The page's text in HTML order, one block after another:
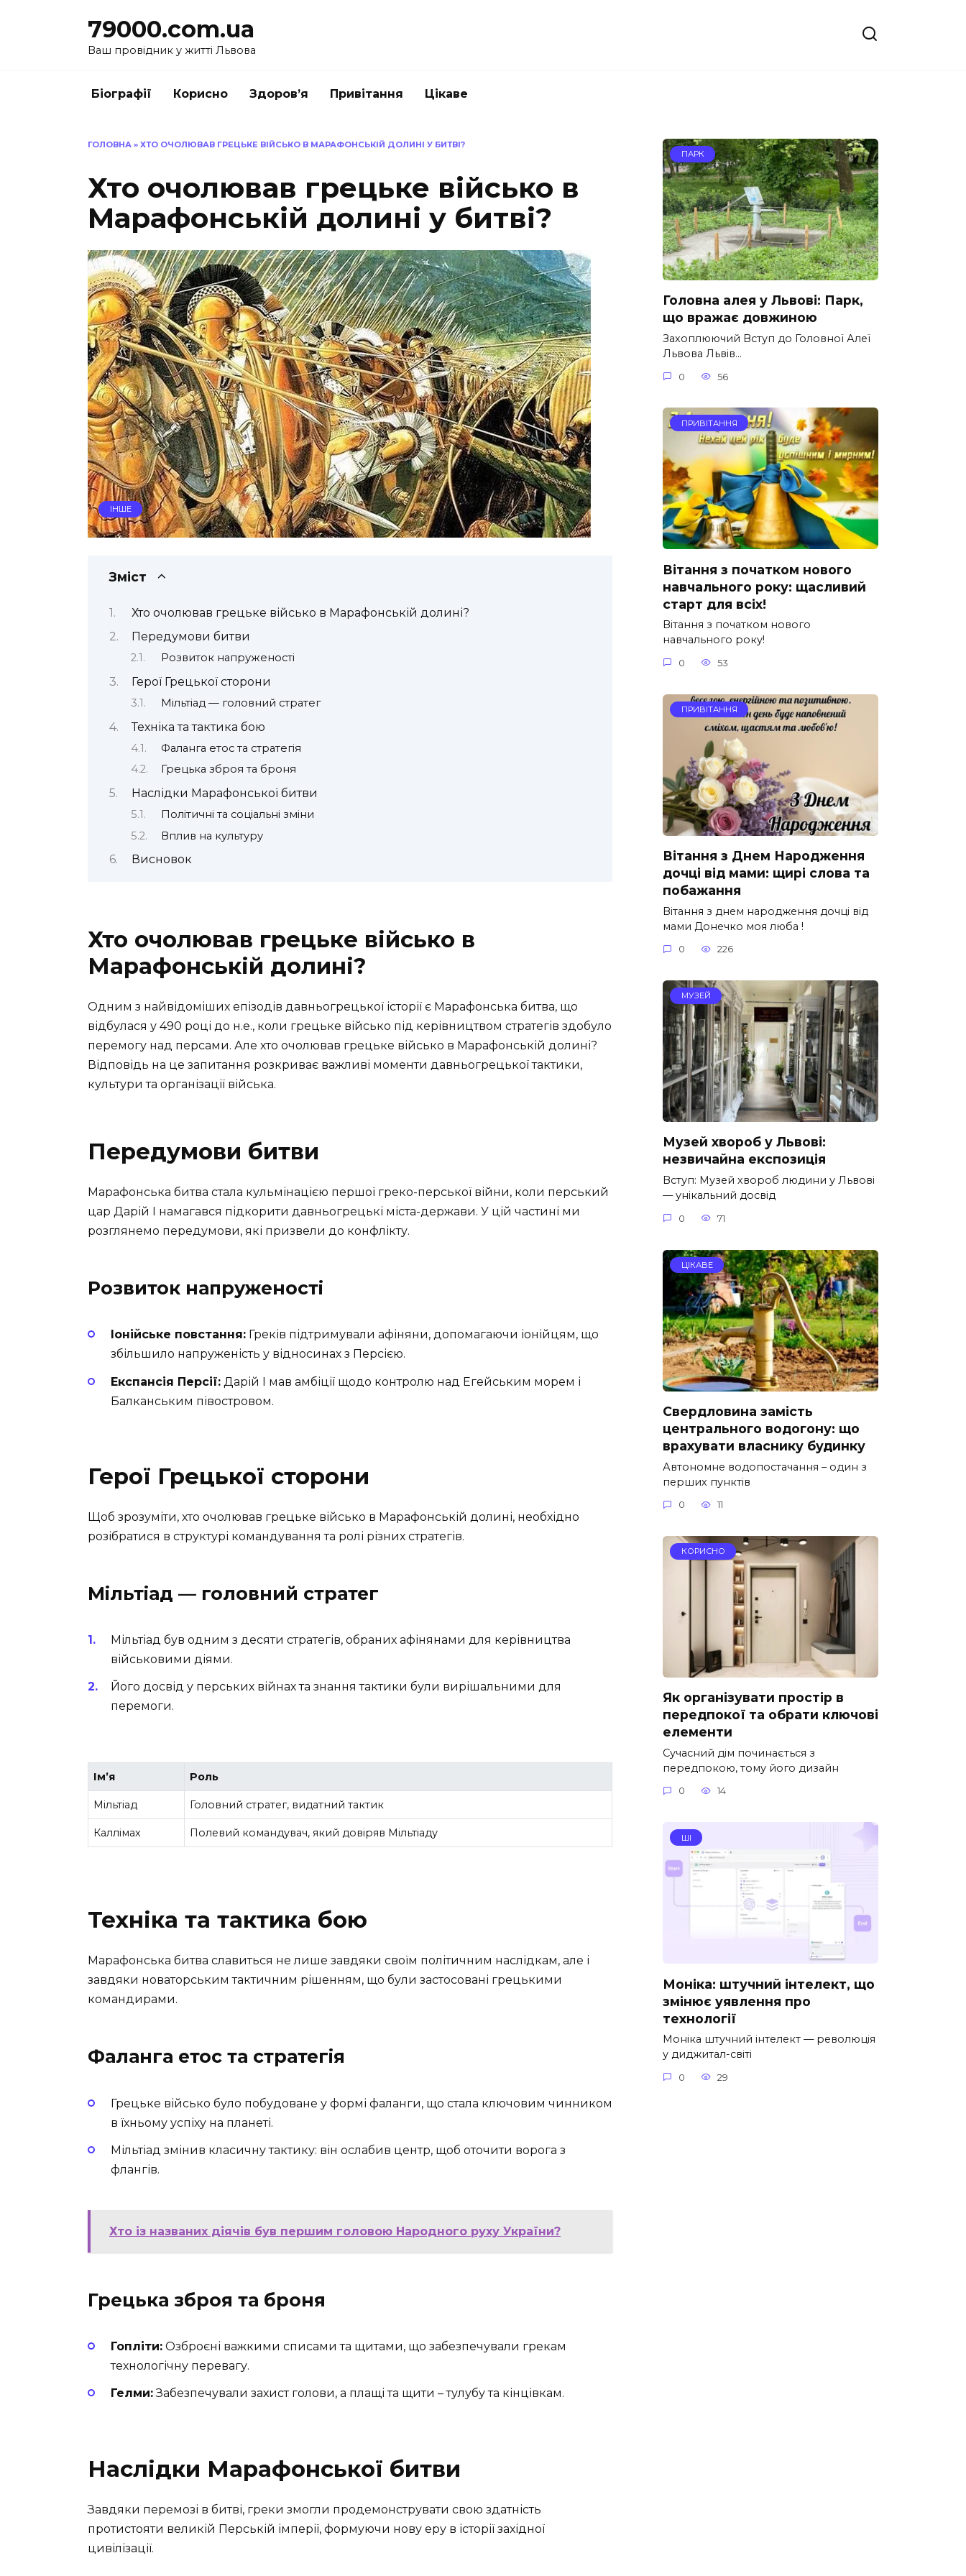
79000.com.ua
Ваш провідник у житті Львова
Біографії Корисно Здоров’я Привітання Цікаве
ГОЛОВНА » ХТО ОЧОЛЮВАВ ГРЕЦЬКЕ ВІЙСЬКО В МАРАФОНСЬКІЙ ДОЛИНІ У БИТВІ?
Хто очолював грецьке військо в
Марафонській долині у битві?
ІНШЕ
Зміст
Хто очолював грецьке військо в Марафонській долині?
Передумови битви
Розвиток напруженості
Герої Грецької сторони
Мільтіад — головний стратег
Техніка та тактика бою
Фаланга етос та стратегія
Грецька зброя та броня
Наслідки Марафонської битви
Політичні та соціальні зміни
Вплив на культуру
Висновок
Хто очолював грецьке військо в
Марафонській долині?
Одним з найвідоміших епізодів давньогрецької історії є Марафонська битва, що
відбулася у 490 році до н.е., коли грецьке військо під керівництвом стратегів здобуло
перемогу над персами. Але хто очолював грецьке військо в Марафонській долині?
Відповідь на це запитання розкриває важливі моменти давньогрецької тактики,
культури та організації війська.
Передумови битви
Марафонська битва стала кульмінацією першої греко-перської війни, коли перський
цар Дарій I намагався підкорити давньогрецькі міста-держави. У цій частині ми
розглянемо передумови, які призвели до конфлікту.
Розвиток напруженості
Іонійське повстання: Греків підтримували афіняни, допомагаючи іонійцям, що
збільшило напруженість у відносинах з Персією.
Експансія Персії: Дарій I мав амбіції щодо контролю над Егейським морем і
Балканським півостровом.
Герої Грецької сторони
Щоб зрозуміти, хто очолював грецьке військо в Марафонській долині, необхідно
розібратися в структурі командування та ролі різних стратегів.
Мільтіад — головний стратег
Мільтіад був одним з десяти стратегів, обраних афінянами для керівництва
військовими діями.
Його досвід у перських війнах та знання тактики були вирішальними для
перемоги.
Ім’я Роль
Мільтіад Головний стратег, видатний тактик
Каллімах Полевий командувач, який довіряв Мільтіаду
Техніка та тактика бою
Марафонська битва славиться не лише завдяки своїм політичним наслідкам, але і
завдяки новаторським тактичним рішенням, що були застосовані грецькими
командирами.
Фаланга етос та стратегія
Грецьке військо було побудоване у формі фаланги, що стала ключовим чинником
в їхньому успіху на планеті.
Мільтіад змінив класичну тактику: він ослабив центр, щоб оточити ворога з
флангів.
Хто із названих діячів був першим головою Народного руху України?
Грецька зброя та броня
Гопліти: Озброєні важкими списами та щитами, що забезпечували грекам
технологічну перевагу.
Гелми:Забезпечували захист голови, а плащі та щити – тулубу та кінцівкам.
Наслідки Марафонської битви
Завдяки перемозі в битві, греки змогли продемонструвати свою здатність
протистояти великій Перській імперії, формуючи нову еру в історії західної
цивілізації.
ПАРК
Головна алея у Львові: Парк,
що вражає довжиною
Захоплюючий Вступ до Головної Алеї
Львова Львів…
0 56
ПРИВІТАННЯ
Вітання з початком нового
навчального року: щасливий
старт для всіх!
Вітання з початком нового
навчального року!
0 53
ПРИВІТАННЯ
Вітання з Днем Народження
дочці від мами: щирі слова та
побажання
Вітання з днем народження дочці від
мами Донечко моя люба !
0 226
МУЗЕЙ
Музей хвороб у Львові:
незвичайна експозиція
Вступ: Музей хвороб людини у Львові
— унікальний досвід
0 71
ЦІКАВЕ
Свердловина замість
центрального водогону: що
врахувати власнику будинку
Автономне водопостачання – один з
перших пунктів
0 11
КОРИСНО
Як організувати простір в
передпокої та обрати ключові
елементи
Сучасний дім починається з
передпокою, тому його дизайн
0 14
ШІ
Моніка: штучний інтелект, що
змінює уявлення про
технології
Моніка штучний інтелект — революція
у диджитал-світі
0 29